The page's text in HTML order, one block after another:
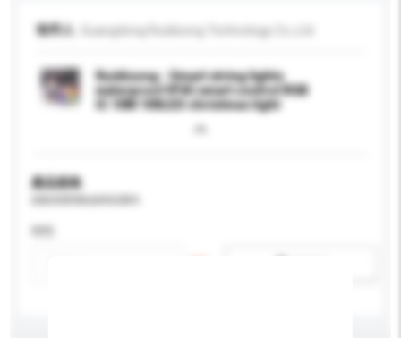
收件人
Ruidisong - Smart string lights
waterproof IP65 smart control RGB
IC 10M 100LED christmas light
產品規格